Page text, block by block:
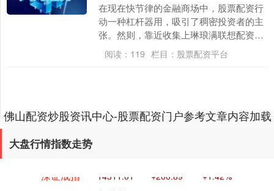
在现在快节律的金融商场中，股票配资行
动一种杠杆器用，吸引了稠密投资者的主
张。然则，靠近收集上琳琅满联想配资平
台告白，怎样安全、准确地找到其官方网
站，并甄别出正规....
阅读： 119 栏目： 股票配资平台
佛山配资炒股资讯中心-股票配资门户参考文章内容加载
大盘行情指数走势
3940.04 +39.68 +1.02%